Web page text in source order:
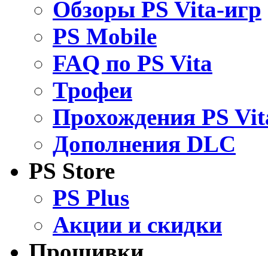
Обзоры PS Vita-игр
PS Mobile
FAQ по PS Vita
Трофеи
Прохождения PS
Дополнения DLC
PS Store
PS Plus
Акции и скидки